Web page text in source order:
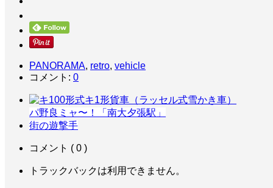
PANORAMA, retro, vehicle
コメント: 0
パ野良ミャ〜！「南大夕張駅」
街の遊撃手
コメント ( 0 )
トラックバックは利用できません。